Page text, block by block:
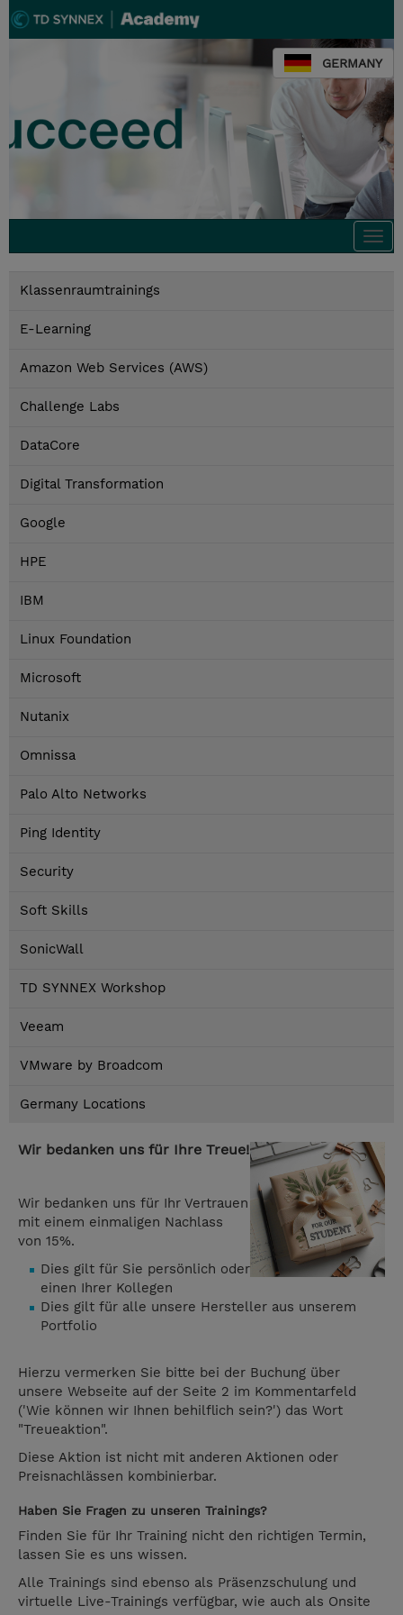
GERMANY
Klassenraumtrainings
E-Learning
Amazon Web Services (AWS)
Challenge Labs
DataCore
Digital Transformation
Google
HPE
IBM
Linux Foundation
Microsoft
Nutanix
Omnissa
Palo Alto Networks
Ping Identity
Security
Soft Skills
SonicWall
TD SYNNEX Workshop
Veeam
VMware by Broadcom
Germany Locations
Wir bedanken uns für Ihre Treue!
Wir bedanken uns für Ihr Vertrauen
mit einem einmaligen Nachlass
von 15%.
Dies gilt für Sie persönlich oder
einen Ihrer Kollegen
Dies gilt für alle unsere Hersteller aus unserem
Portfolio
Hierzu vermerken Sie bitte bei der Buchung über
unsere Webseite auf der Seite 2 im Kommentarfeld
('Wie können wir Ihnen behilflich sein?') das Wort
"Treueaktion".
Diese Aktion ist nicht mit anderen Aktionen oder
Preisnachlässen kombinierbar.
Haben Sie Fragen zu unseren Trainings?
Finden Sie für Ihr Training nicht den richtigen Termin,
lassen Sie es uns wissen.
Alle Trainings sind ebenso als Präsenzschulung und
virtuelle Live-Trainings verfügbar, wie auch als Onsite